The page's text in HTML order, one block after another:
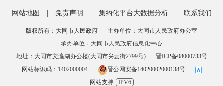
网站地图 免责声明 集约化平台大数据分析 联系我们
版权所有：大同市人民政府
主办单位：大同市人民政府办公室
承办单位：大同市人民政府信息化中心
地址：大同市文瀛湖办公楼(大同市兴云街2799号)
晋ICP备08000733号
网站标识码：1402000004
晋公网安备14020002000138号
网站支持
IPV6